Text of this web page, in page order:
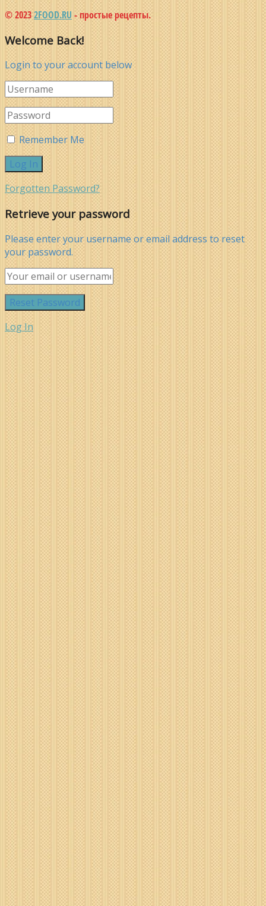
© 20232FOOD.RU - простые рецепты.
Welcome Back!
Login to your account below
Remember Me
Forgotten Password?
Retrieve your password
Please enter your username or email address to reset
your password.
Log In